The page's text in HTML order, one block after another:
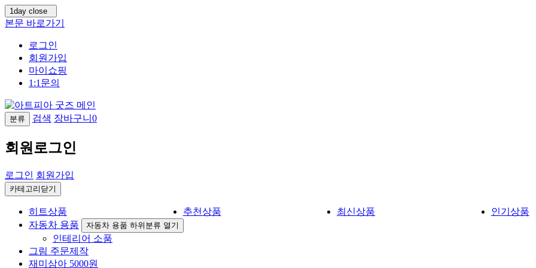
1day close
본문 바로가기
로그인
회원가입
마이쇼핑
1:1문의
분류 검색 장바구니 0
회원로그인
로그인 회원가입
카테고리닫기
히트상품 추천상품 최신상품
인기상품
자동차 용품
자동차 용품 하위분류 열기
인테리어 소품
그림 주문제작
재미삼아 5000원